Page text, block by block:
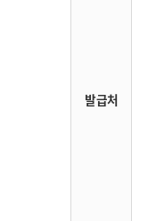
발급처